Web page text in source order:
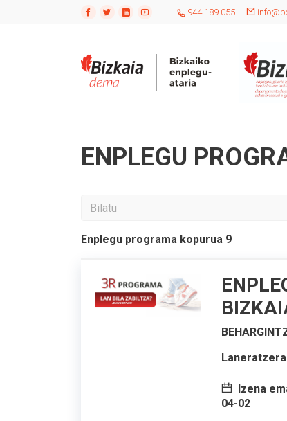
944 189 055
ENPLEGU
Enplegu programa kopurua 9
Izena
04-02